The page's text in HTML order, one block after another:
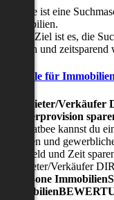
Flatbee ist eine
Immobilien.
Unser Ziel ist es, die
einfach und
Vorteile für
Viermieter/
Maklerprovision
Mit Flatbee kannst du
privaten und
viel Geld und Zeit
Vermieter/Verkäufer
All-in-one